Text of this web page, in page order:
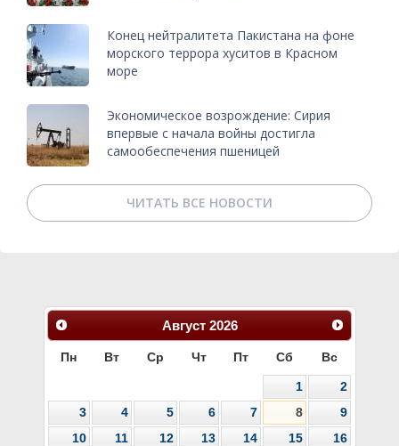
Конец нейтралитета Пакистана на фоне
морского террора хуситов в Красном
море
Экономическое возрождение: Сирия
впервые с начала войны достигла
самообеспечения пшеницей
ЧИТАТЬ ВСЕ НОВОСТИ
Август 2026
Пн Вт Ср Чт Пт Сб Вс
1
2
3
4 5 6 7 8
9
10
11 12 13 14 15
16